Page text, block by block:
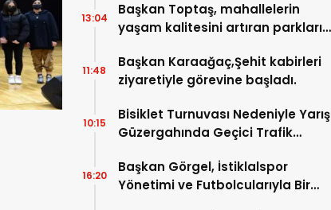
Başkan Toptaş, mahallelerin
yaşam kalitesini artıran parkları
13:04
Başkan Karaağaç,Şehit kabirleri
ziyaretiyle görevine başladı.
11:48
Bisiklet Turnuvası Nedeniyle Yarış
Güzergahında Geçici Trafik
10:15
Başkan Görgel, İstiklalspor
Yönetimi ve Futbolcularıyla Bir
16:20